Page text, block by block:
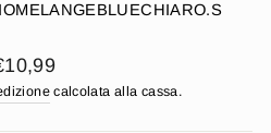
calcolata alla cassa.